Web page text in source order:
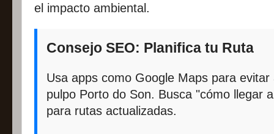
el impacto ambiental.
Consejo SEO: Planifica tu Ruta
Usa apps como Google Maps para
pulpo Porto do Son. Busca "cómo llegar
para rutas actualizadas.